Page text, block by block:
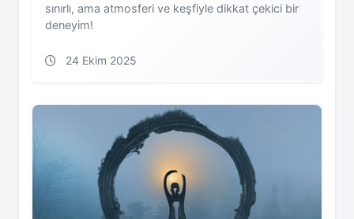
sınırlı, ama atmosferi ve keşfiyle dikkat çekici bir
deneyim!
24 Ekim 2025